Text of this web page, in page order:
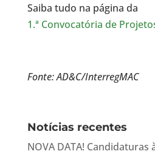
Saiba tudo na página da
1.ª Convocatória de
Fonte: AD&C/InterregMAC
Notícias recentes
NOVA DATA! Candidaturas